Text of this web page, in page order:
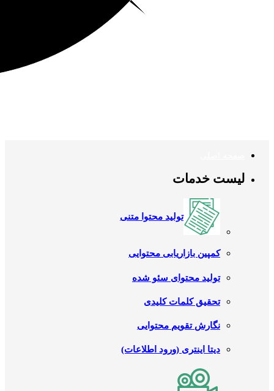
لیست خدمات
تولید محتوا متنی
کمپین بازاریابی محتوایی
تولید محتوای سئو شده
تحقیق کلمات کلیدی
نگارش تقویم محتوایی
دیتا اینتری (ورود اطلاعات)